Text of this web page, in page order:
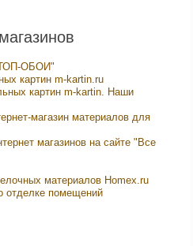
ОБОИ"
картин m-kartin.ru
картин m-kartin. Наши
магазин материалов для
магазинов на сайте "Все
материалов Homex.ru
отделке помещений